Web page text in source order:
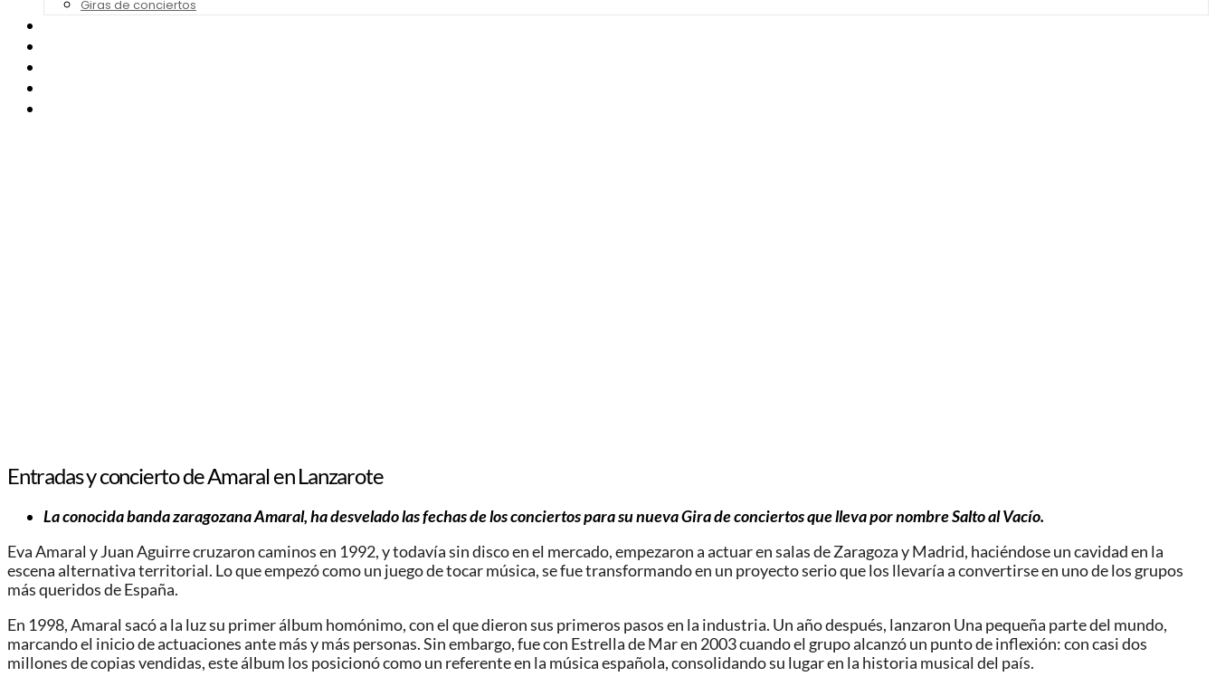
Giras de conciertos
Entradas y concierto de Amaral en Lanzarote
La conocida banda zaragozana Amaral, ha desvelado las fechas de los conciertos para su nueva Gira de conciertos que lleva por nombre Salto al Vacío.
Eva Amaral y Juan Aguirre cruzaron caminos en 1992, y todavía sin disco en el mercado, empezaron a actuar en salas de Zaragoza y Madrid, haciéndose un cavidad en la
escena alternativa territorial. Lo que empezó como un juego de tocar música, se fue transformando en un proyecto serio que los llevaría a convertirse en uno de los grupos
más queridos de España.
En 1998, Amaral sacó a la luz su primer álbum homónimo, con el que dieron sus primeros pasos en la industria. Un año después, lanzaron Una pequeña parte del mundo,
marcando el inicio de actuaciones ante más y más personas. Sin embargo, fue con Estrella de Mar en 2003 cuando el grupo alcanzó un punto de inflexión: con casi dos
millones de copias vendidas, este álbum los posicionó como un referente en la música española, consolidando su lugar en la historia musical del país.